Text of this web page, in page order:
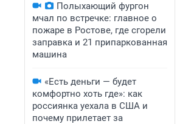
Полыхающий фургон
мчал по встречке: главное о
пожаре в Ростове, где сгорели
заправка и 21 припаркованная
машина
«Есть деньги — будет
комфортно хоть где»: как
россиянка уехала в США и
почему прилетает за